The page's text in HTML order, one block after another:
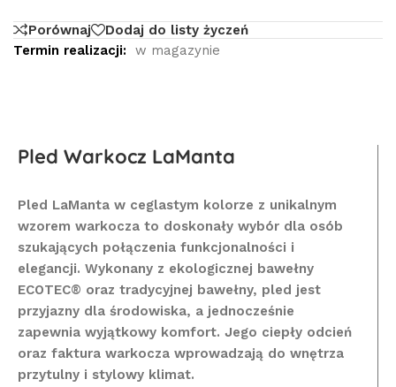
Porównaj
Dodaj do listy życzeń
Termin realizacji:
w magazynie
Pled Warkocz LaManta
Pled LaManta w ceglastym kolorze z unikalnym
wzorem warkocza to doskonały wybór dla osób
szukających połączenia funkcjonalności i
elegancji. Wykonany z ekologicznej bawełny
ECOTEC® oraz tradycyjnej bawełny, pled jest
przyjazny dla środowiska, a jednocześnie
zapewnia wyjątkowy komfort. Jego ciepły odcień
oraz faktura warkocza wprowadzają do wnętrza
przytulny i stylowy klimat.